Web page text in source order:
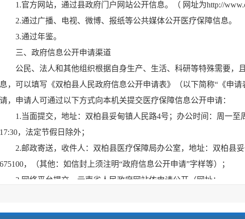
1.官方网站，通过县政府门户网站公开信息。（ 网址为http://
2.通过广播、电视、微博、报纸等公共媒体公开医疗保障信息。
3.通过年鉴。
三、政府信息公开申请渠道
公民、法人和其他组织根据自身生产、生活、科研等特殊需要，
息，可以填写《双柏县人民政府信息公开申请表》（以下简称“《申请
请，申请人可通过以下方式向本机关提交医疗保障信息公开申请：
1.当面提交，地址：双柏县妥甸镇人民路4号；办公时间：周一至
17:30，法定节假日除外；
2.邮政寄送，收件人：双柏县医疗保障局办公室，地址：双柏县妥
675100，（其他：如信封上须注明“政府信息公开申请”字样等）；
3.网络平台提交，云南省人民政府网站依申请公开（网址：
39ca28590b06）